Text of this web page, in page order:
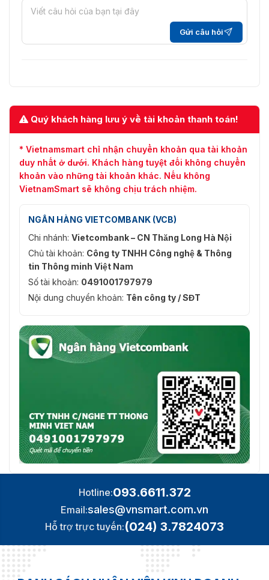
Gửi câu hỏi
Quý khách hàng lưu ý về tài khoản thanh toán!
* Vietnamsmart chỉ nhận chuyển khoản qua tài khoản
duy nhất ở dưới. Khách hàng tuyệt đối không chuyển
khoản vào những tài khoản khác. Nếu không
VietnamSmart sẽ không chịu trách nhiệm.
NGÂN HÀNG VIETCOMBANK (VCB)
Chi nhánh: Vietcombank – CN Thăng Long Hà Nội
Chủ tài khoản: Công ty TNHH Công nghệ & Thông
tin Thông minh Việt Nam
Số tài khoản: 0491001797979
Nội dung chuyển khoản: Tên công ty / SĐT
Hotline:093.6611.372
Email:sales@vnsmart.com.vn
Hỗ trợ trực tuyến:(024) 3.7824073